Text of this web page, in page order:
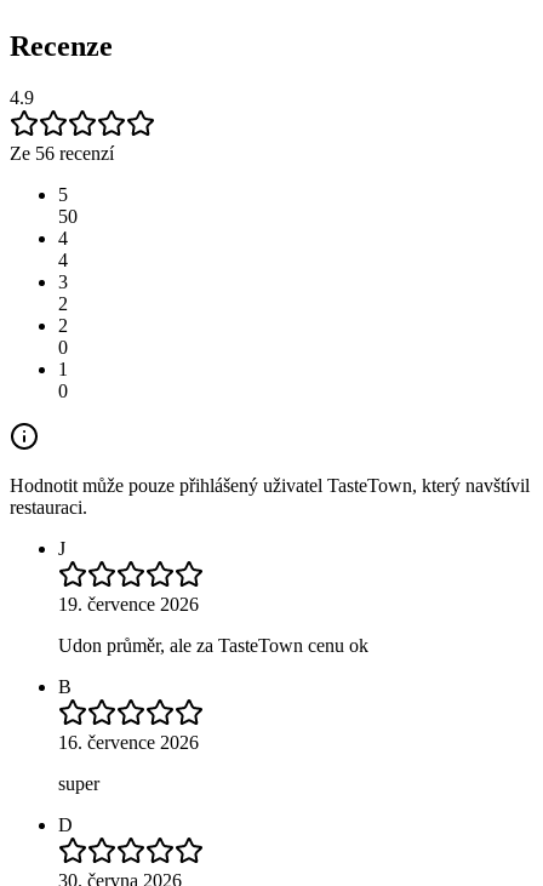
Recenze
4.9
Ze 56 recenzí
5
50
4
4
3
2
2
0
1
0
Hodnotit může pouze přihlášený uživatel TasteTown, který navštívil
restauraci.
J
19. července 2026
Udon průměr, ale za TasteTown cenu ok
B
16. července 2026
super
D
30. června 2026